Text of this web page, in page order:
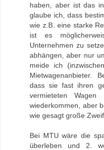
haben, aber ist das
glaube ich, dass
wie z.B. eine starke
ist es
Unternehmen zu
abhängen, aber nur
meide ich
Mietwagenanbieter.
dass sie fast ihren
vermieteten
wiederkommen, aber
wie gesagt große
Bei MTU wäre die
überleben und 2.